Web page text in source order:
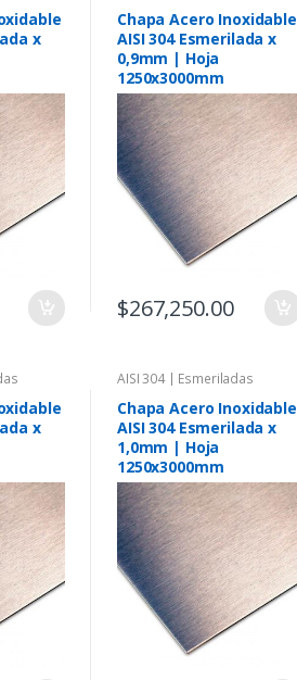
x
Chapa Acero Inoxidable
AISI 304 Esmerilada x
0,9mm | Hoja
1250x3000mm
$267,250.00
x
AISI 304 | Esmeriladas
Chapa Acero Inoxidable
AISI 304 Esmerilada x
1,0mm | Hoja
1250x3000mm